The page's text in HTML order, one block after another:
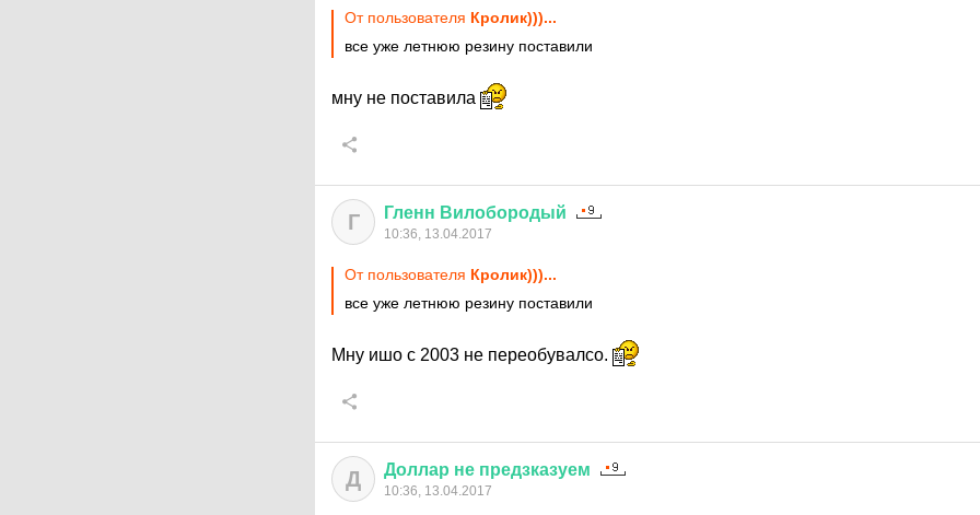
От пользователя Кролик)))...
все уже летнюю резину поставили
мну не поставила
Г Гленн Вилобородый
10:36, 13.04.2017
От пользователя Кролик)))...
все уже летнюю резину поставили
Мну ишо с 2003 не переобувалсо.
Д Доллар не предзказуем
10:36, 13.04.2017